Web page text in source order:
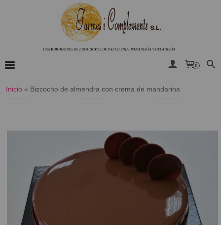
0
Inicio » ​Bizcocho de almendra con crema de mandarina